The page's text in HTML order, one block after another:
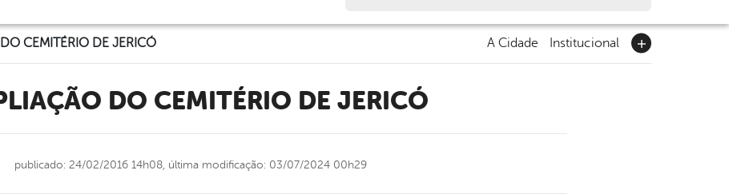
CEMITÉRIO DE JERICÓ A Cidade Institucional
DO CEMITÉRIO DE JERICÓ
publicado: 24/02/2016 14h08, última modificação: 03/07/2024 00h29